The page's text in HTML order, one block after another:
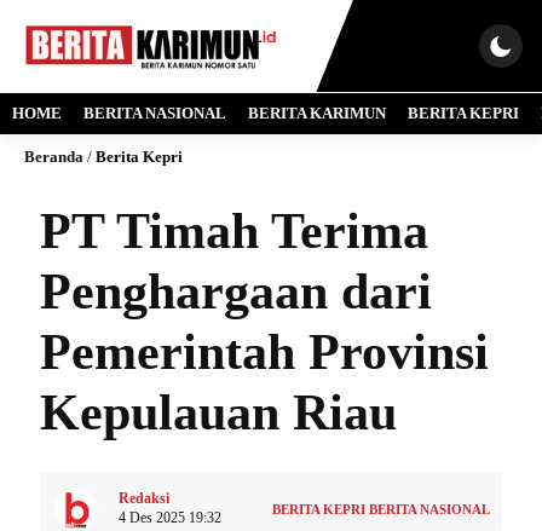
HOME BERITA NASIONAL BERITA KARIMUN BERITA KEPRI
Beranda / Berita Kepri
PT Timah Terima
Penghargaan dari
Pemerintah Provinsi
Kepulauan Riau
Redaksi
4 Des 2025 19:32
BERITA KEPRI BERITA NASIONAL